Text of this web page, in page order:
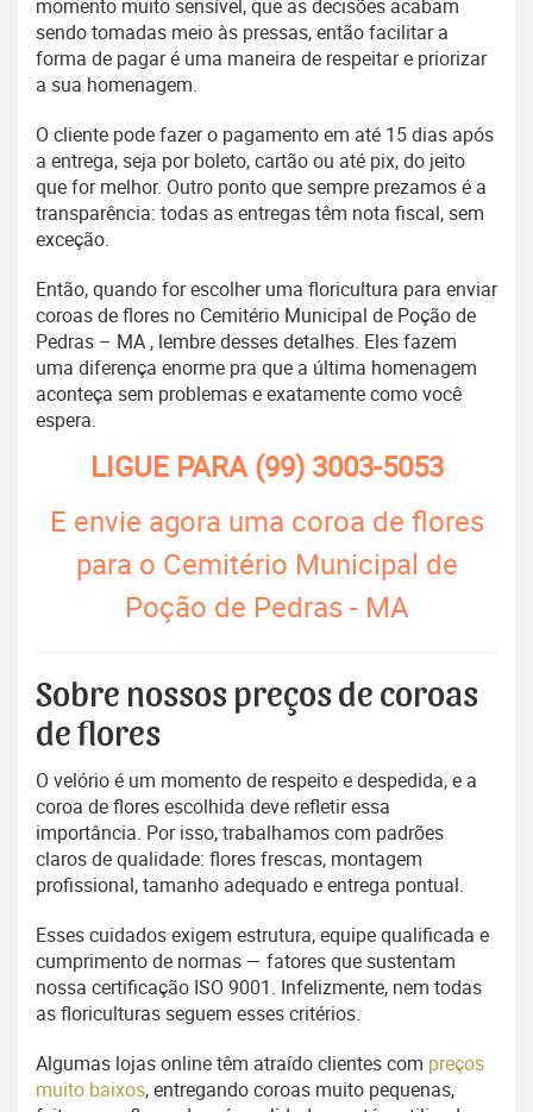
momento muito sensível, que as decisões acabam
sendo tomadas meio às pressas, então facilitar a
forma de pagar é uma maneira de respeitar e priorizar
a sua homenagem.
O cliente pode fazer o pagamento em até 15 dias após
a entrega, seja por boleto, cartão ou até pix, do jeito
que for melhor. Outro ponto que sempre prezamos é a
transparência: todas as entregas têm nota fiscal, sem
exceção.
Então, quando for escolher uma floricultura para enviar
coroas de flores no Cemitério Municipal de Poção de
Pedras – MA , lembre desses detalhes. Eles fazem
uma diferença enorme pra que a última homenagem
aconteça sem problemas e exatamente como você
espera.
LIGUE PARA(99) 3003-5053
E envie agora uma coroa de flores
para o Cemitério Municipal de
Poção de Pedras - MA
Sobre nossos preços de coroas
de flores
O velório é um momento de respeito e despedida, e a
coroa de flores escolhida deve refletir essa
importância. Por isso, trabalhamos com padrões
claros de qualidade: flores frescas, montagem
profissional, tamanho adequado e entrega pontual.
Esses cuidados exigem estrutura, equipe qualificada e
cumprimento de normas — fatores que sustentam
nossa certificação ISO 9001. Infelizmente, nem todas
as floriculturas seguem esses critérios.
Algumas lojas online têm atraído clientes com preços
muito baixos, entregando coroas muito pequenas,